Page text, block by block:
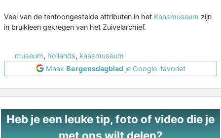
Veel van de tentoongestelde attributen in het Kaasmuseum zijn
in bruikleen gekregen van het Zuivelarchief.
museum, hollands, kaasmuseum
Maak Bergensdagbladje Google-favoriet
Heb je een leuke tip, foto of video die je
met ons wilt delen?